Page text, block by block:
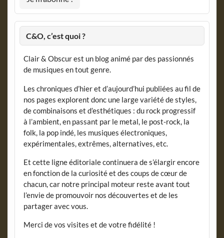
C&O, c’est quoi ?
Clair & Obscur est un blog animé par des passionnés
de musiques en tout genre.
Les chroniques d’hier et d’aujourd’hui publiées au fil de
nos pages explorent donc une large variété de styles,
de combinaisons et d’esthétiques : du rock progressif
à l’ambient, en passant par le metal, le post-rock, la
folk, la pop indé, les musiques électroniques,
expérimentales, extrêmes, alternatives, etc.
Et cette ligne éditoriale continuera de s’élargir encore
en fonction de la curiosité et des coups de cœur de
chacun, car notre principal moteur reste avant tout
l’envie de promouvoir nos découvertes et de les
partager avec vous.
Merci de vos visites et de votre fidélité !